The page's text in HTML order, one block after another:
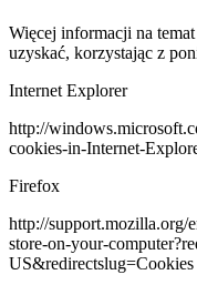
Więcej informacji na
uzyskać, korzystając z
Internet Explorer
http://
cookies-in-Internet-
Firefox
http://support.mozilla.org/
store-on-your-
US&redirectslug=Cookies